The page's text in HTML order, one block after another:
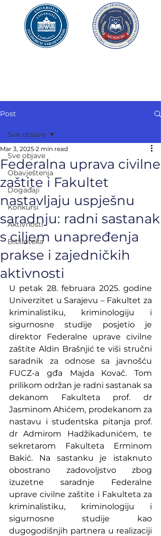
Post
Sve objave
Obavještenja
Događaji
Konkursi
Aktivnosti
Biblioteka
Sve objave
Federalna uprava civilne
zaštite i Fakultet
nastavljaju uspješnu
saradnju: radni sastanak
s ciljem unapređenja
prakse i zajedničkih
aktivnosti
Mar 3, 2025 2 min read
U petak 28. februara 2025. godine
Univerzitet u Sarajevu – Fakultet za
kriminalistiku, kriminologiju i
sigurnosne studije posjetio je
direktor Federalne uprave civilne
zaštite Aldin Brašnjić te viši stručni
saradnik za odnose sa javnošću
FUCZ-a gđa Majda Kovač. Tom
prilikom održan je radni sastanak sa
dekanom Fakulteta prof. dr
Jasminom Ahićem, prodekanom za
nastavu i studentska pitanja prof.
dr Admirom Hadžikadunićem, te
sekretarom Fakulteta Erminom
Bakić. Na sastanku je istaknuto
obostrano zadovoljstvo zbog
izuzetne saradnje Federalne
uprave civilne zaštite i Fakulteta za
kriminalistiku, kriminologiju i
sigurnosne studije kao
dugogodišnjih partnera u realizaciji